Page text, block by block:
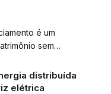
é um
sem…
distribuída
elétrica